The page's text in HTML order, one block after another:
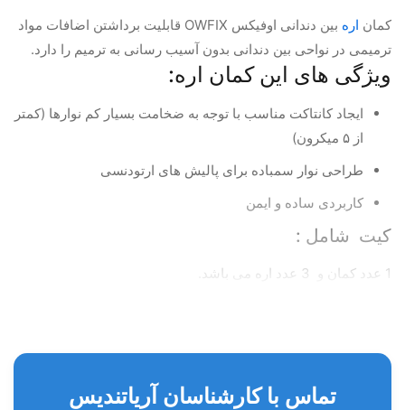
کمان اره
بین دندانی اوفیکس OWFIX قابلیت برداشتن اضافات مواد
ترمیمی در نواحی بین دندانی بدون آسیب رسانی به ترمیم را دارد.
ویژگی های این کمان اره:
ایجاد کانتاکت مناسب با توجه به ضخامت بسیار کم نوارها (کمتر
از ۵ میکرون)
طراحی نوار سمباده برای پالیش های ارتودنسی
کاربردی ساده و ایمن
کیت شامل :
1 عدد کمان و 3 عدد اره می باشد.
تماس با کارشناسان آریاتندیس